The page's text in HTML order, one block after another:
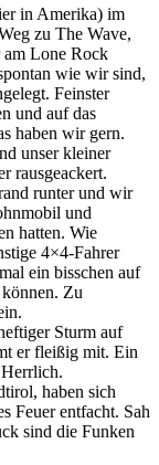
in Amerika) im
zu The Wave,
am Lone Rock
wie wir sind,
Feinster
und auf das
haben wir gern.
unser kleiner
rausgeackert.
runter und wir
und
hatten. Wie
4×4-Fahrer
ein bisschen auf
Zu
Sturm auf
er fleißig mit. Ein
haben sich
Feuer entfacht. Sah
sind die Funken